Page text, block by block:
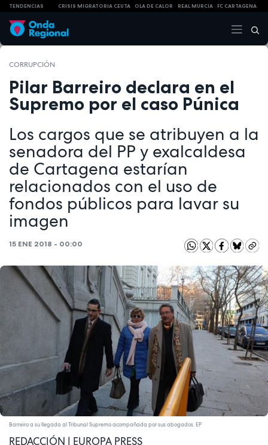
TENDENCIAS CRISIS MIGRATORIA CEUTA OLA DE CALOR REAL MURCIA FC CARTAGENA
CORRUPCIÓN
Pilar Barreiro declara en el
Supremo por el caso Púnica
Los cargos que se atribuyen a la
senadora del PP y exalcaldesa
de Cartagena estarían
relacionados con el uso de
fondos públicos para lavar su
imagen
15 ENE 2018 - 00:00
Barreiro a su llegada al Tribunal Supremo acompañada por sus abogados. EP
REDACCIÓN | EUROPA PRESS